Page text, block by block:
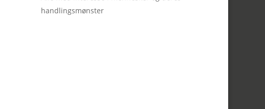
handlingsmønster